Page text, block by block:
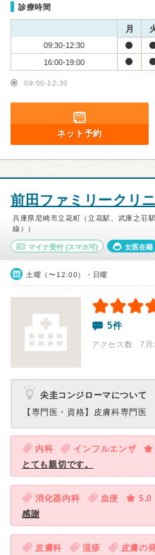
診療時間
月
09:30-12:30
16:00-19:00
09:00-12:30
ネット予約
前田ファミリークリ
兵庫県尼崎市立花町（立花駅、武庫之荘
線））
マイナ受付 (スマホ可) 女医在籍
土曜（〜12:00）・日曜
5件
アクセス数 7月:
尖圭コンジローマについて
【専門医・資格】 皮膚科専門医
内科 インフルエンザ
とても親切です。
消化器内科 血便
5.0
感謝
皮膚科 湿疹 皮膚の